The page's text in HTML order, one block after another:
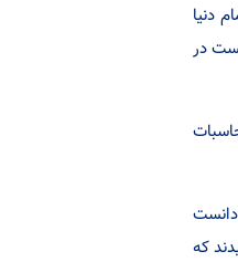
33 روزه لبنان، به تمام دنیا
در
که